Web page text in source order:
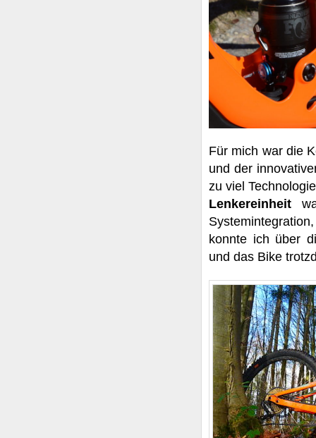
Für mich war die
und der
zu viel
Lenkereinheit
konnte ich über
und das Bike